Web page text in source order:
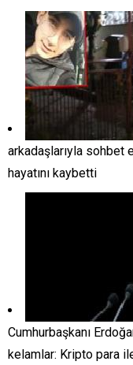
arkadaşlarıyla sohbet
hayatını kaybetti
Cumhurbaşkanı
kelamlar: Kripto para